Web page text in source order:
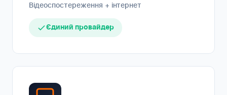
Відеоспостереження + інтернет
Єдиний провайдер